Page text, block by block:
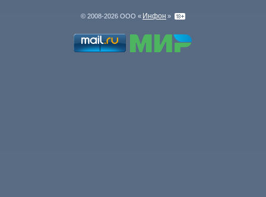
© 2008-2026 ООО « Инфон »